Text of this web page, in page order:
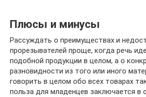
Плюсы и минусы
Рассуждать о преимуществах и
прорезывателей проще, когда речь
подобной продукции в целом, а о
разновидности из того или иного
говорить в целом обо всех товарах
польза для младенцев заключается в